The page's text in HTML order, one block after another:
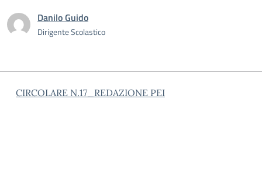
Danilo Guido
Dirigente Scolastico
CIRCOLARE N.17_REDAZIONE PEI